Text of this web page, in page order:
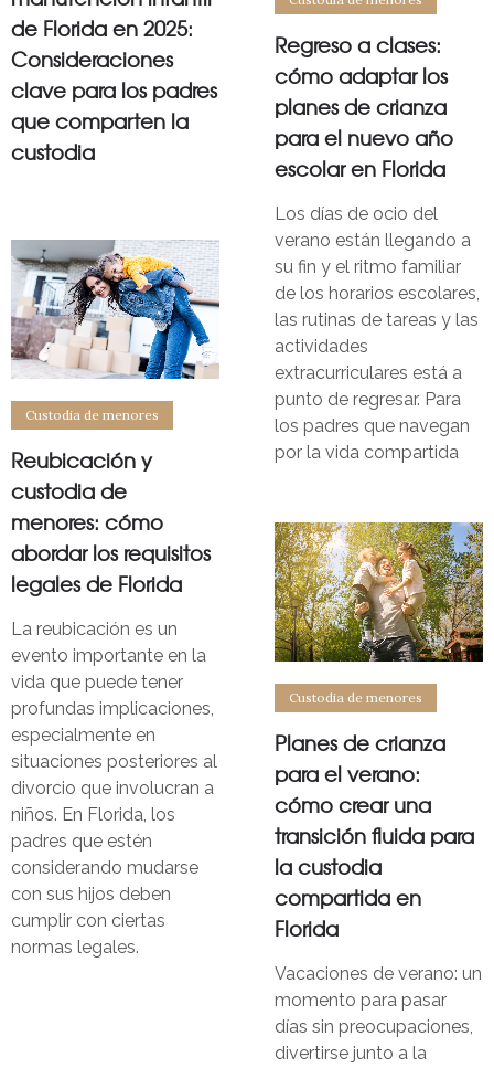
de Florida en 2025:
Consideraciones
clave para los padres
que comparten la
custodia
Regreso a clases:
cómo adaptar los
planes de crianza
para el nuevo año
escolar en Florida
Los días de ocio del
verano están llegando a
su fin y el ritmo familiar
de los horarios escolares,
las rutinas de tareas y las
actividades
extracurriculares está a
punto de regresar. Para
los padres que navegan
por la vida compartida
Custodia de menores
Reubicación y
custodia de
menores: cómo
abordar los requisitos
legales de Florida
La reubicación es un
evento importante en la
vida que puede tener
profundas implicaciones,
especialmente en
situaciones posteriores al
divorcio que involucran a
niños. En Florida, los
padres que estén
considerando mudarse
con sus hijos deben
cumplir con ciertas
normas legales.
Custodia de menores
Planes de crianza
para el verano:
cómo crear una
transición fluida para
la custodia
compartida en
Florida
Vacaciones de verano: un
momento para pasar
días sin preocupaciones,
divertirse junto a la